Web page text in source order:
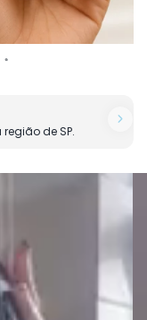
de SP.